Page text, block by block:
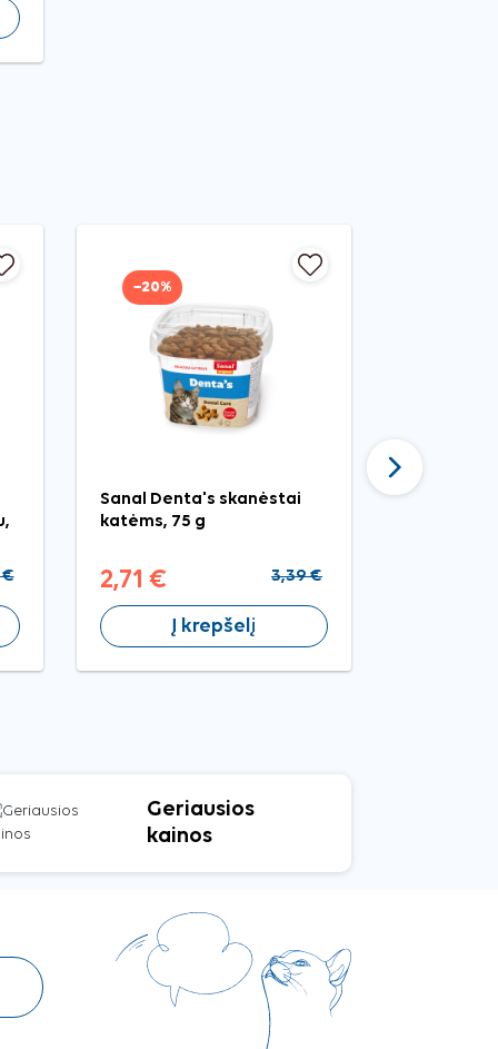
€
−20%
Sanal Denta's skanėstai
katėms, 75 g
2,71 € 3,39 €
Į krepšelį
Geriausios
kainos